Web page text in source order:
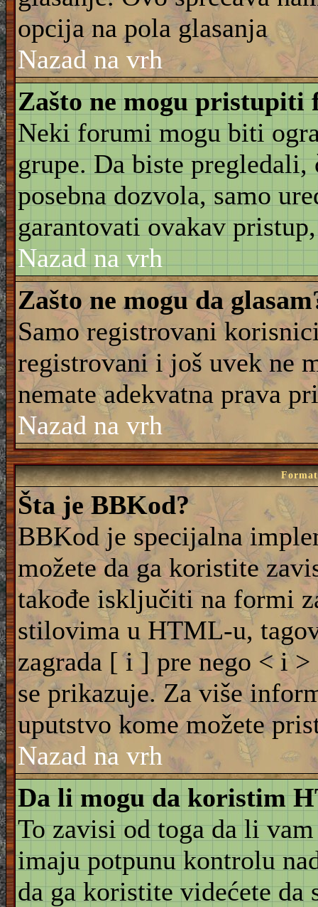
opcija na pola glasanja
Nazad na vrh
Zašto ne mogu pristupiti
Neki forumi mogu biti
grupe. Da biste
posebna dozvola, samo
garantovati ovakav
Nazad na vrh
Zašto ne mogu da
Samo registrovani
registrovani i još uvek ne
nemate adekvatna prava
Nazad na vrh
Šta je BBKod?
BBKod je specijalna
možete da ga koristite
takođe isključiti na formi
stilovima u HTML-u,
zagrada [ i ] pre nego < i
se prikazuje. Za više
uputstvo kome možete
Nazad na vrh
Da li mogu da koristim
To zavisi od toga da li
imaju potpunu kontrolu
da ga koristite videćete da